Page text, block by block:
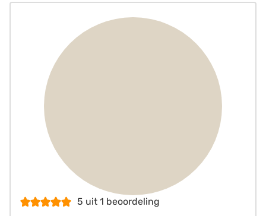
5 uit 1 beoordeling